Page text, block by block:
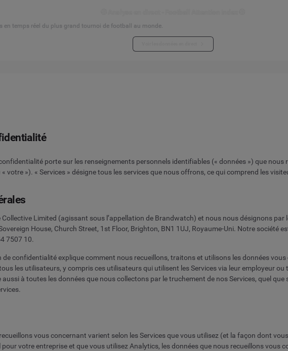
en temps réel du plus grand tournoi de football au monde.
porte sur les renseignements personnels identifiables (« données ») que
votre »). « Services » désigne tous les services que nous offrons, ce qui comprend les
Limited (agissant sous l’appellation de Brandwatch) et nous nous désignons par
House, Church Street, 1st Floor, Brighton, BN1 1UJ, Royaume-Uni. Notre société
7507 10.
de confidentialité explique comment nous recueillons, traitons et utilisons les données
les utilisateurs, y compris ces utilisateurs qui utilisent les Services via leur employeur
à toutes les données que nous collectons par le truchement de nos Services, quel que
vous concernant varient selon les Services que vous utilisez (et la façon dont
votre entreprise et que vous utilisez Analytics, les données que nous recueillons vous